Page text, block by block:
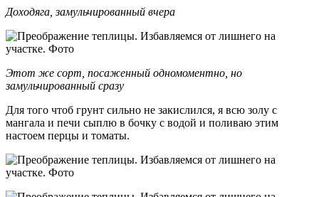
Доходяга, замульчированный вчера
Этот же сорт, посаженный одномоментно, но
замульчированный сразу
Для того чтоб грунт сильно не закислился, я всю золу с
мангала и печи сыплю в бочку с водой и поливаю этим
настоем перцы и томаты.